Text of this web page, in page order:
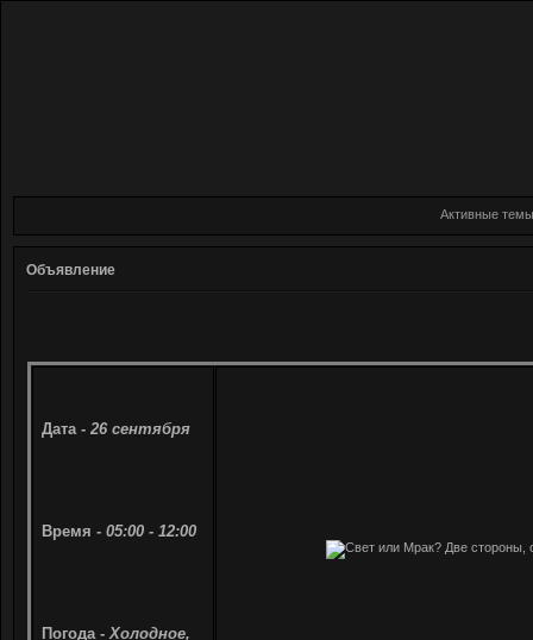
Активные темы
Объявление
Дата - 26 сентября
Время - 05:00 - 12:00
Погода - Холодное,